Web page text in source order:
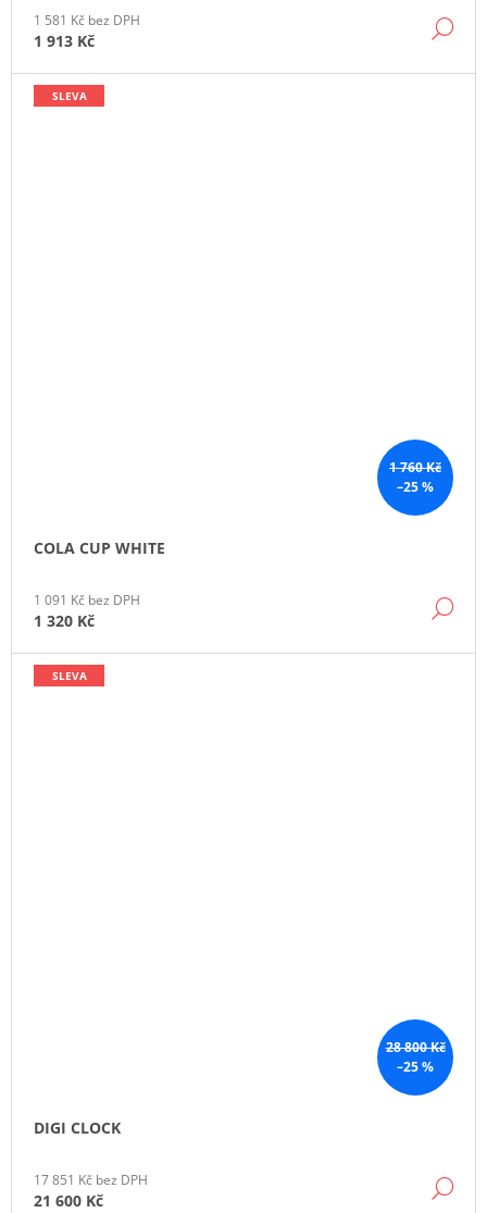
1 581 Kč bez DPH
1 913 Kč
1 760 Kč
–25 %
SLEVA
COLA CUP WHITE
1 091 Kč bez DPH
1 320 Kč
28 800 Kč
–25 %
SLEVA
DIGI CLOCK
17 851 Kč bez DPH
21 600 Kč